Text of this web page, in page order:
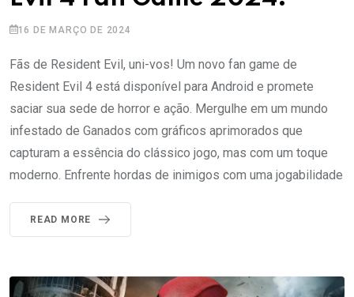
16 DE MARÇO DE 2024
Fãs de Resident Evil, uni-vos! Um novo fan game de
Resident Evil 4 está disponível para Android e promete
saciar sua sede de horror e ação. Mergulhe em um mundo
infestado de Ganados com gráficos aprimorados que
capturam a essência do clássico jogo, mas com um toque
moderno. Enfrente hordas de inimigos com uma jogabilidade
READ MORE